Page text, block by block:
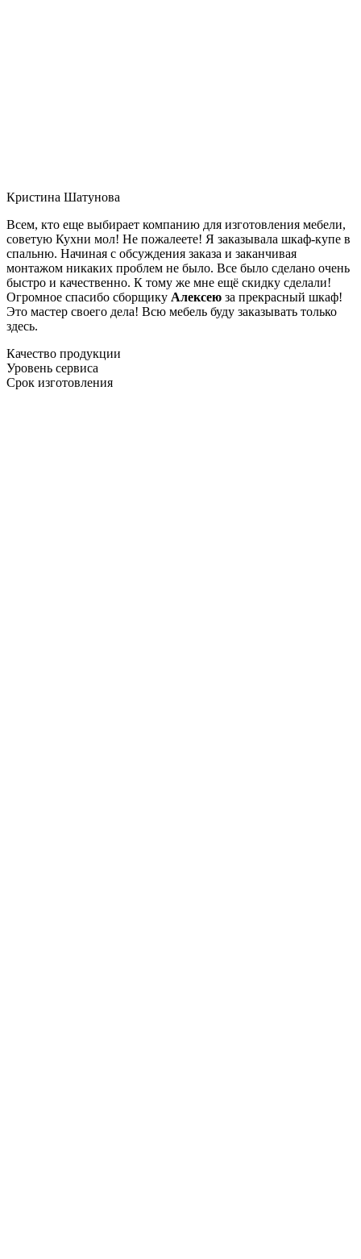
Кристина Шатунова
Всем, кто еще выбирает компанию для изготовления мебели,
советую Кухни мол! Не пожалеете! Я заказывала шкаф-купе в
спальню. Начиная с обсуждения заказа и заканчивая
монтажом никаких проблем не было. Все было сделано очень
быстро и качественно. К тому же мне ещё скидку сделали!
Огромное спасибо сборщику Алексею за прекрасный шкаф!
Это мастер своего дела! Всю мебель буду заказывать только
здесь.
Качество продукции
Уровень сервиса
Срок изготовления